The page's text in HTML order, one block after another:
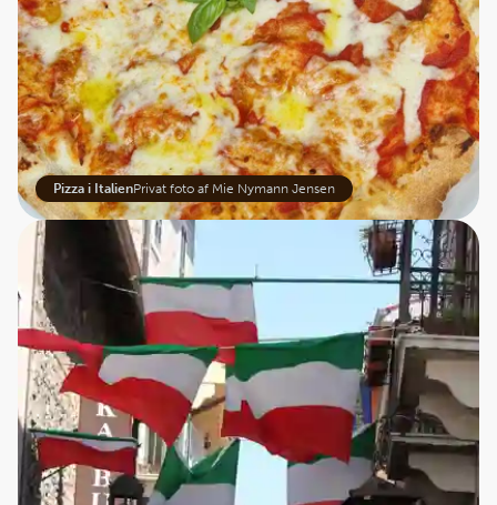
Pizza i ItalienPrivat foto af Mie Nymann Jensen
Pizzaens historie
Pizzaens historie kan spores helt tilbage til det 8.
århundrede f.Kr., men den moderne pizza, som vi
kender i dag, kan spores til starten af det 19.
århundrede i Napoli - og Margheritaen har fødselsår i
1889. Pizzaen blev opfundet af Raffaele Esposito,